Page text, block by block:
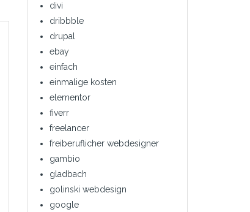
divi
dribbble
drupal
ebay
einfach
einmalige kosten
elementor
fiverr
freelancer
freiberuflicher webdesigner
gambio
gladbach
golinski webdesign
google